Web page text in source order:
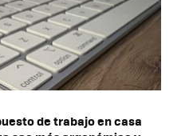
de trabajo en casa